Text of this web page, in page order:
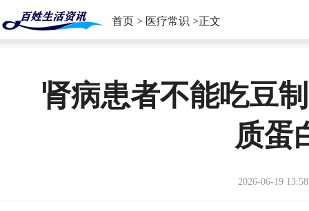
首页 > 医疗常识 >正文
肾病患者不能吃豆
质蛋
2026-06-19